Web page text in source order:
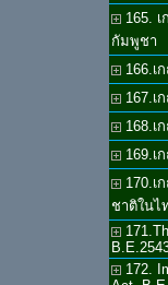
165.
กัมพูชา
166.
167.เ
168.เ
169.เ
170.
ชาติในไ
172.